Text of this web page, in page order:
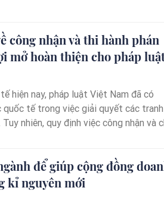
công nhận và thi hành phán
mở hoàn thiện cho pháp
hiện nay, pháp luật Việt Nam đã có
quốc tế trong việc giải quyết các tranh
nhiên, quy định việc công nhận và
để giúp cộng đồng
kỉ nguyên mới